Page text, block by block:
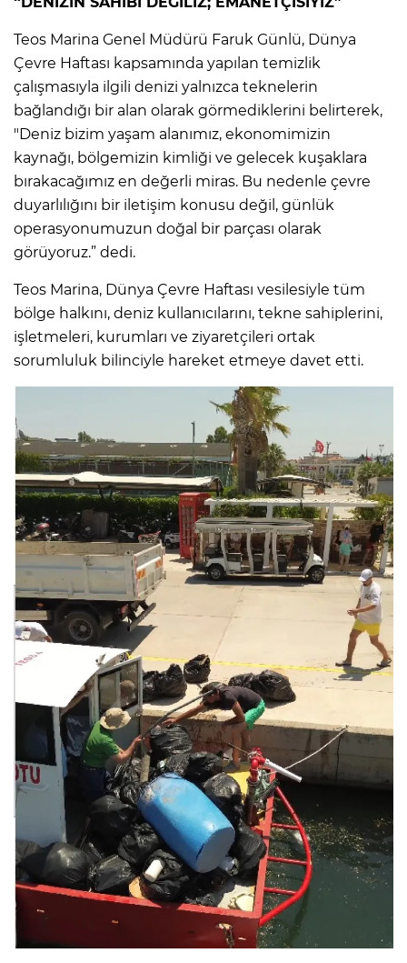
Teos Marina Genel Müdürü Faruk Günlü, Dünya
Çevre Haftası kapsamında yapılan temizlik
çalışmasıyla ilgili denizi yalnızca teknelerin
bağlandığı bir alan olarak görmediklerini belirterek,
"Deniz bizim yaşam alanımız, ekonomimizin
kaynağı, bölgemizin kimliği ve gelecek kuşaklara
bırakacağımız en değerli miras. Bu nedenle çevre
duyarlılığını bir iletişim konusu değil, günlük
operasyonumuzun doğal bir parçası olarak
görüyoruz.” dedi.
Teos Marina, Dünya Çevre Haftası vesilesiyle tüm
bölge halkını, deniz kullanıcılarını, tekne sahiplerini,
işletmeleri, kurumları ve ziyaretçileri ortak
sorumluluk bilinciyle hareket etmeye davet etti.